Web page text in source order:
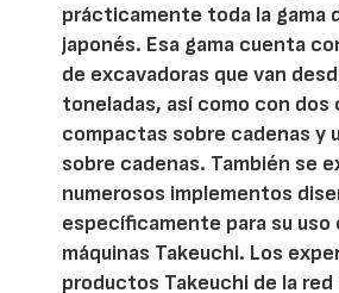
prácticamente toda la gama
japonés. Esa gama cuenta
de excavadoras que van
toneladas, así como con dos
compactas sobre cadenas y
sobre cadenas. También se
numerosos implementos
específicamente para su uso
máquinas Takeuchi. Los
productos Takeuchi de la red